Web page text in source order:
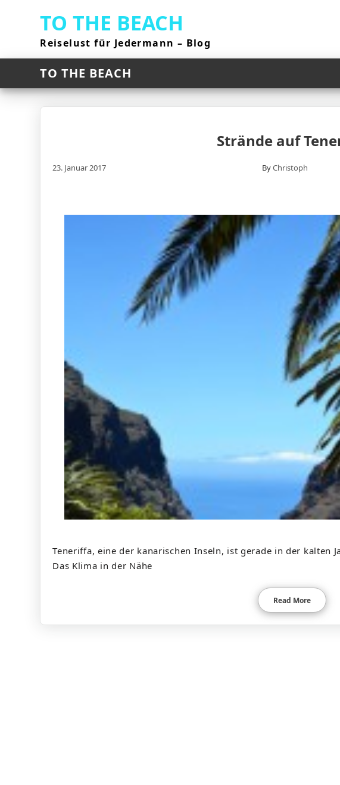
TO THE BEACH
Reiselust für Jedermann – Blog
TO THE BEACH
Strände auf
23. Januar 2017 ByChristoph
Teneriffa, eine der kanarischen Inseln, ist gerade in der kalten
Das Klima in der Nähe
Read More